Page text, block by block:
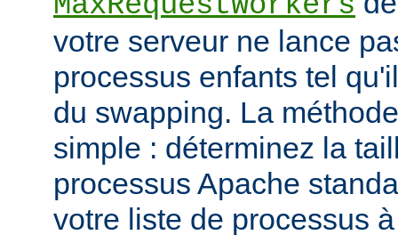
votre serveur ne lance
processus enfants tel
du swapping. La
simple : déterminez la
processus Apache
votre liste de processus